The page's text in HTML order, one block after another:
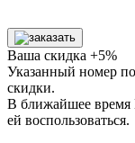
Ваша скидка +5%
Указанный номер
скидки.
В ближайшее время
ей воспользоваться.